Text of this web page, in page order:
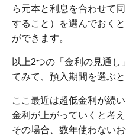
ら元本と利息を合わせて
すること）を選んでおく
ができます。
以上2つの「金利の見通し
てみて、預入期間を選ぶと
ここ最近は超低金利が続
金利が上がっていくと考
その場合、数年使わない